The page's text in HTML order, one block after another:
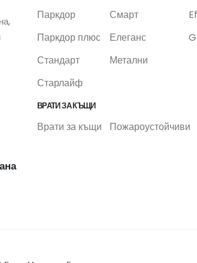
Паркдор
Паркдор плюс
Стандарт
Старлайф
Смарт
Елеганс
Метални
ВРАТИ ЗА КЪЩИ
Врати за къщи Пожароустойчиви